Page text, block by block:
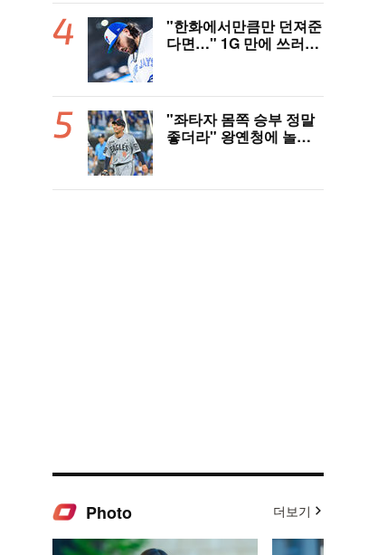
"한화에서만큼만 던져준
다면…" 1G 만에 쓰러진
"좌타자 몸쪽 승부 정말
좋더라" 왕옌청에 놀란
위 좋아지고 안정감 생겼
Photo 더보기